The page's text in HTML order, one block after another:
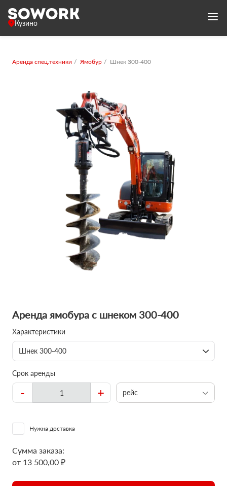
Кузино
Аренда спец.техники Ямобур Шнек 300-400
Аренда ямобура с шнеком 300-400
Характеристики
Шнек 300-400
Срок аренды
- + рейс
Нужна доставка
Сумма заказа:
от 13 500,00 ₽